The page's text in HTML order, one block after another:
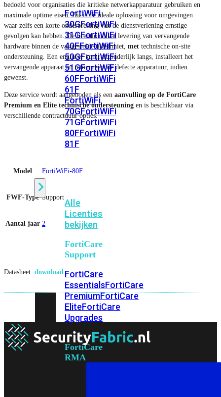
FortiWiFi
30GFortiWiFi
31GFortiWiFi
40FFortiWiFi
50GFortiWiFi
51GFortiWiFi
60FFortiWiFi
61F
FortiWiFi
70GFortiWiFi
71GFortiWiFi
80FFortiWiFi
81F
Licentie
Alle
Licenties
bekijken
FortiCare
Support
FortiCare
EssentialsFortiCare
PremiumFortiCare
EliteFortiCare
Upgrades
FortiCare
RMA
bedoeld voor organisaties die kritieke netwerkapparatuur gebruiken en
maximale uptime eisen. Dit is de ideale oplossing voor omgevingen
waar zelfs een korte onderbreking van de dienstverlening ernstige
gevolgen kan hebben. De licentie omvat levering van vervangende
hardware binnen de vastgestelde tijdslimiet, met technische on-site
ondersteuning. Een engineer komt afzonderlijk langs, installeert het
vervangende apparaat en retourneert de defecte apparatuur, indien
gewenst.
Deze service wordt aangeboden als een aanvulling op de FortiCare
Premium en Elite technische ondersteuning en is beschikbaar via
verschillende contractduur opties.
Model FortiWiFi-80F
FWF-Type Support
Aantal jaar 2
Datasheet: download